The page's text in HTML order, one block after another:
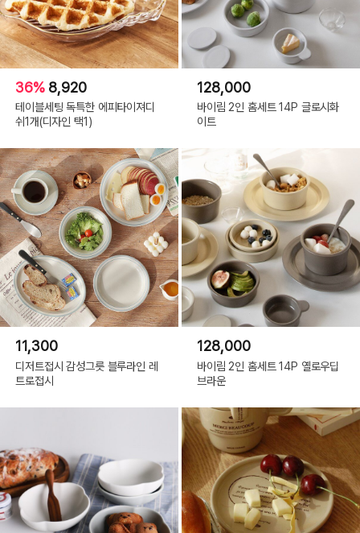
36% 8,920
테이블세팅 독특한 에피타이져디
쉬1개(디자인 택1)
128,000
바이림 2인 홈세트 14P 글로시화
이트
11,300
디저트접시 감성그릇 블루라인 레
트로접시
128,000
바이림 2인 홈세트 14P 옐로우딥
브라운